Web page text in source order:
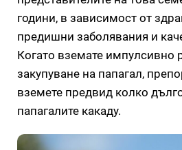
години, в зависимост от
предишни заболявания и
Когато вземате импулсивно
закупуване на папагал,
вземете предвид колко
папагалите какаду.